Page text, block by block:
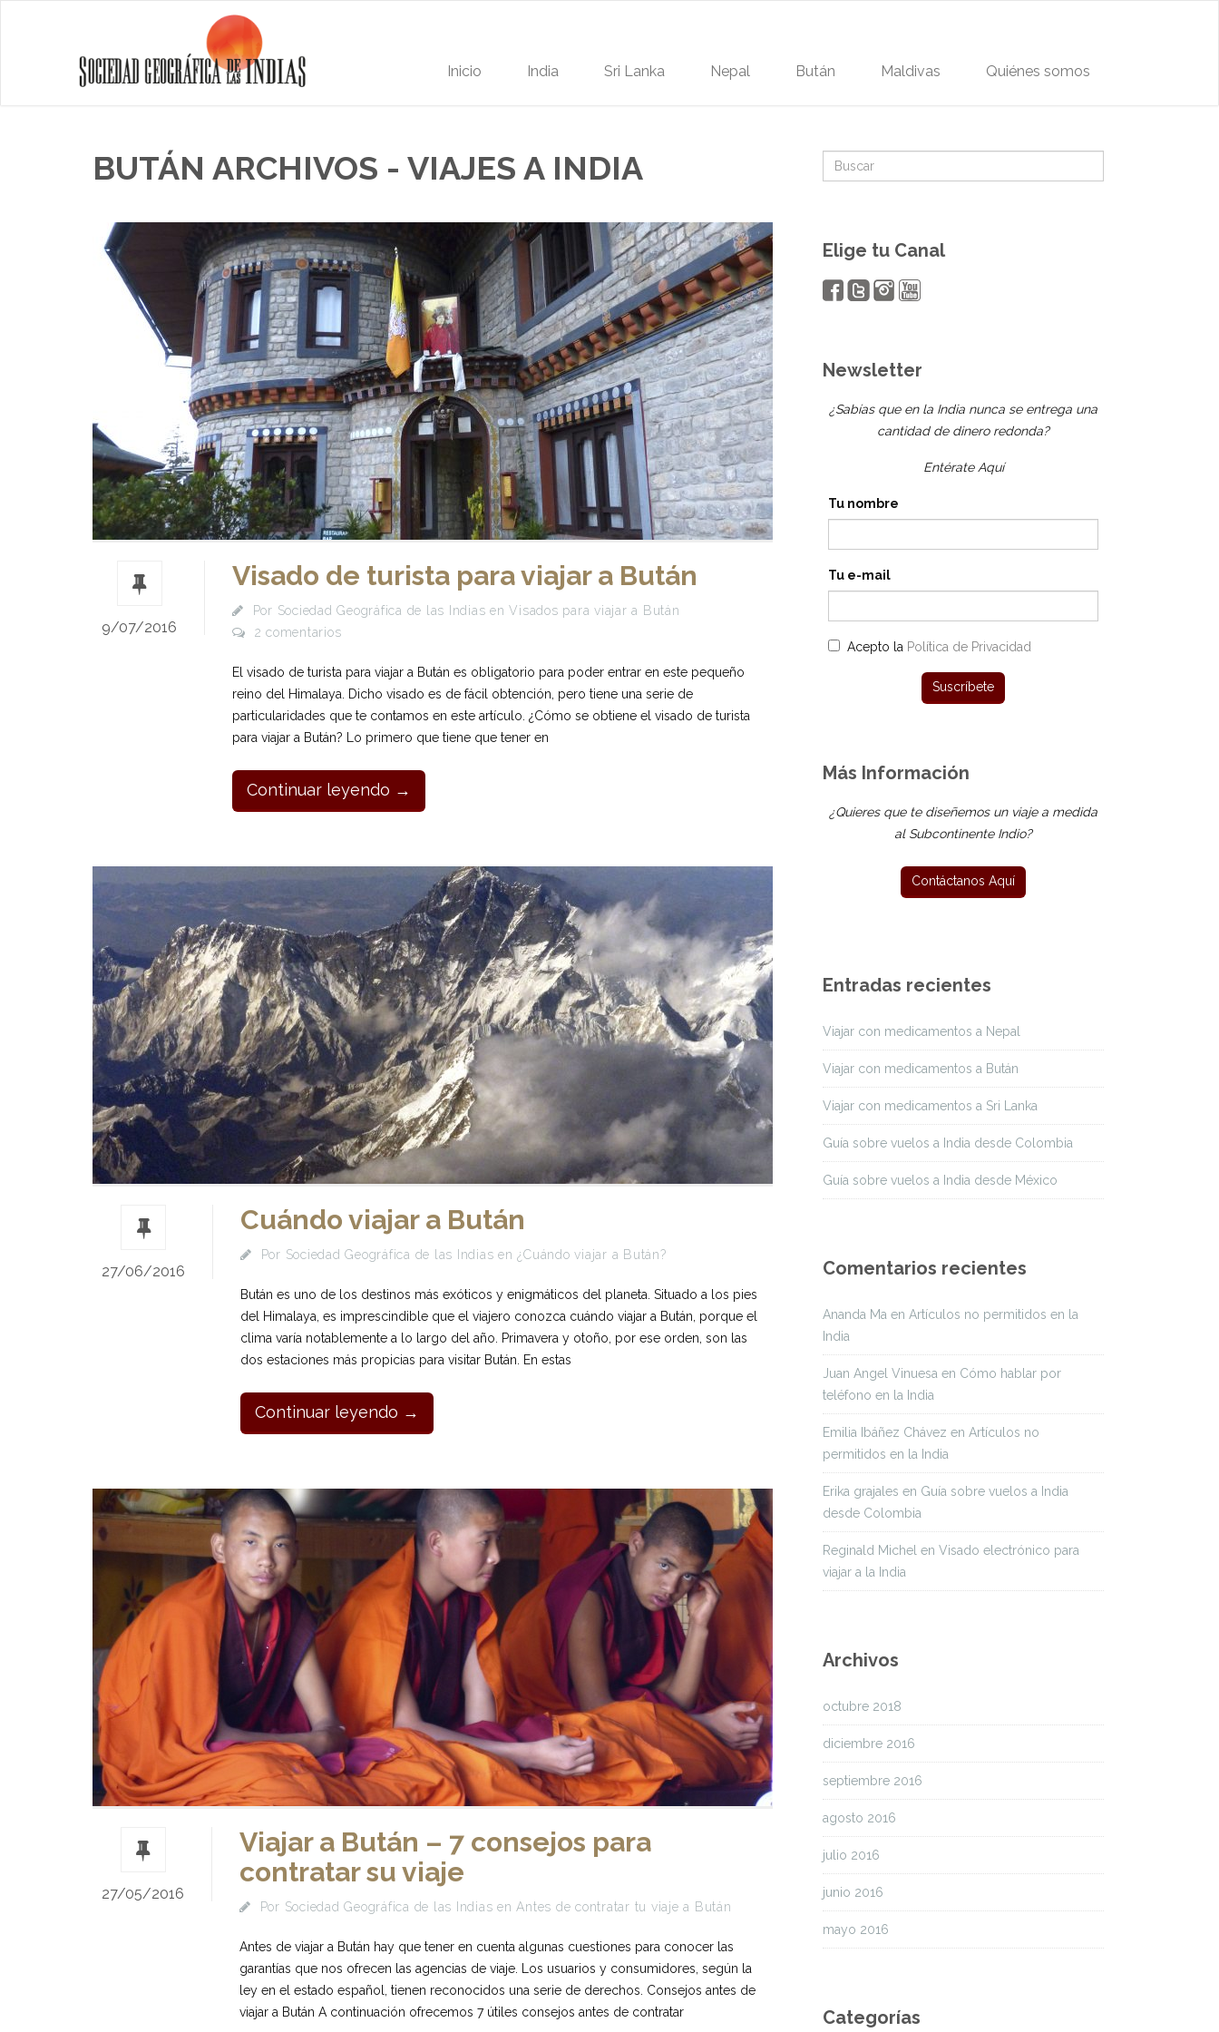
Inicio India Sri Lanka Nepal Bután Maldivas Quiénes somos
BUTÁN ARCHIVOS - VIAJES A INDIA
9/07/2016
Visado de turista para viajar a Bután
Por Sociedad Geográfica de las Indias enVisados para viajar a Bután
2 comentarios
El visado de turista para viajar a Bután es obligatorio para poder entrar en este pequeño
reino del Himalaya. Dicho visado es de fácil obtención, pero tiene una serie de
particularidades que te contamos en este artículo. ¿Cómo se obtiene el visado de turista
para viajar a Bután? Lo primero que tiene que tener en
Continuar leyendo →
27/06/2016
Cuándo viajar a Bután
Por Sociedad Geográfica de las Indias en¿Cuándo viajar a Bután?
Bután es uno de los destinos más exóticos y enigmáticos del planeta. Situado a los pies
del Himalaya, es imprescindible que el viajero conozca cuándo viajar a Bután, porque el
clima varía notablemente a lo largo del año. Primavera y otoño, por ese orden, son las
dos estaciones más propicias para visitar Bután. En estas
Continuar leyendo →
27/05/2016
Viajar a Bután – 7 consejos para
contratar su viaje
Por Sociedad Geográfica de las Indias en Antes de contratar tu viaje a Bután
Antes de viajar a Bután hay que tener en cuenta algunas cuestiones para conocer las
garantías que nos ofrecen las agencias de viaje. Los usuarios y consumidores, según la
ley en el estado español, tienen reconocidos una serie de derechos. Consejos antes de
viajar a Bután A continuación ofrecemos 7 útiles consejos antes de contratar
Elige tu Canal
Newsletter
¿Sabías que en la India nunca se entrega una
cantidad de dinero redonda?
Entérate Aquí
Tu nombre
Tu e-mail
Acepto la Política de Privacidad
Más Información
¿Quieres que te diseñemos un viaje a medida
al Subcontinente Indio?
Entradas recientes
Viajar con medicamentos a Nepal
Viajar con medicamentos a Bután
Viajar con medicamentos a Sri Lanka
Guía sobre vuelos a India desde Colombia
Guía sobre vuelos a India desde México
Comentarios recientes
Ananda Ma en Artículos no permitidos en la
India
Juan Angel Vinuesa en Cómo hablar por
teléfono en la India
Emilia Ibáñez Chávez en Artículos no
permitidos en la India
Erika grajales en Guía sobre vuelos a India
desde Colombia
Reginald Michel en Visado electrónico para
viajar a la India
Archivos
octubre 2018
diciembre 2016
septiembre 2016
agosto 2016
julio 2016
junio 2016
mayo 2016
Categorías